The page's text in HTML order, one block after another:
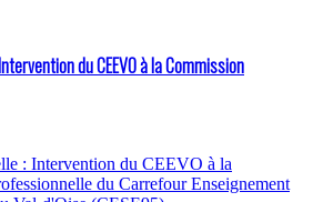
du CEEVO à la Commission